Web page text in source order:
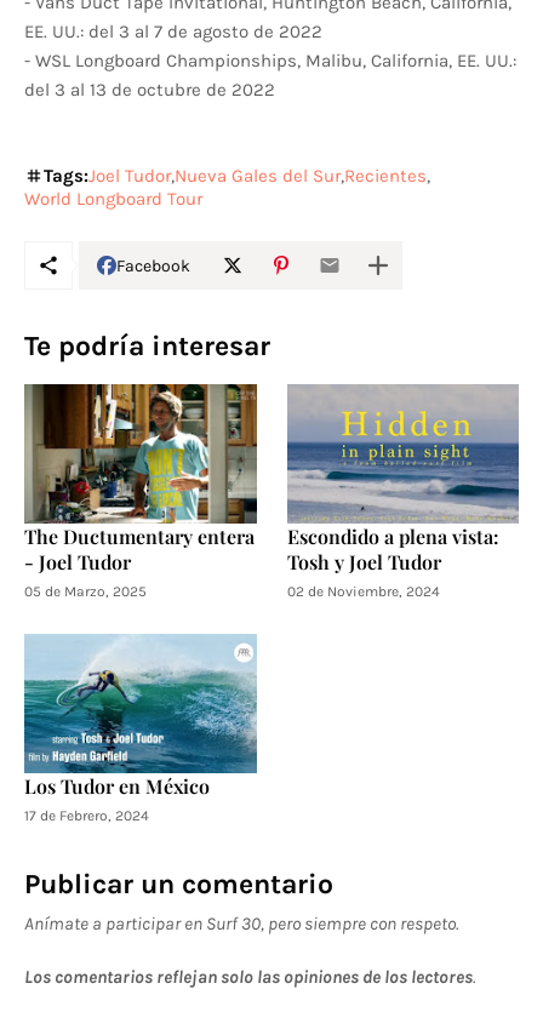
EE. UU.: del 3 al 7 de agosto de 2022
- WSL Longboard Championships, Malibu, California, EE. UU.:
del 3 al 13 de octubre de 2022
Tags:Joel Tudor Nueva Gales del Sur Recientes
World Longboard Tour
Facebook
Te podría interesar
The Ductumentary entera
- Joel Tudor
05 de Marzo, 2025
Escondido a plena vista:
Tosh y Joel Tudor
02 de Noviembre, 2024
Los Tudor en México
17 de Febrero, 2024
Publicar un comentario
Anímate a participar en Surf 30, pero siempre con respeto.
Los comentarios reflejan solo las opiniones de los lectores.